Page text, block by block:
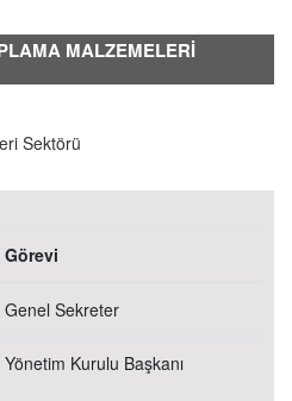
MALZEMELERİ
Sektörü
Görevi
Genel Sekreter
Yönetim Kurulu Başkanı